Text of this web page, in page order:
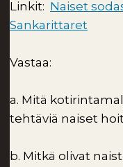
Linkit: Naiset
Sankarittaret
Vastaa:
a. Mitä
tehtäviä naiset
b. Mitkä olivat